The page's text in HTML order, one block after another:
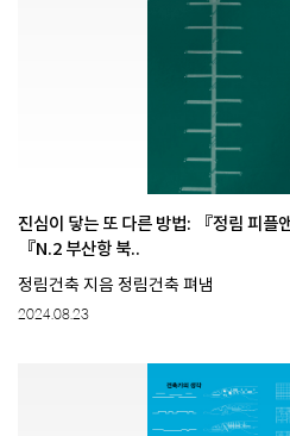
진심이 닿는 또 다른 방법: 『정림 피플
『N.2 부산항 북..
정림건축 지음 정림건축 펴냄
2024.08.23